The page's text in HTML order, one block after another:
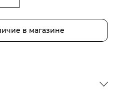
в магазине